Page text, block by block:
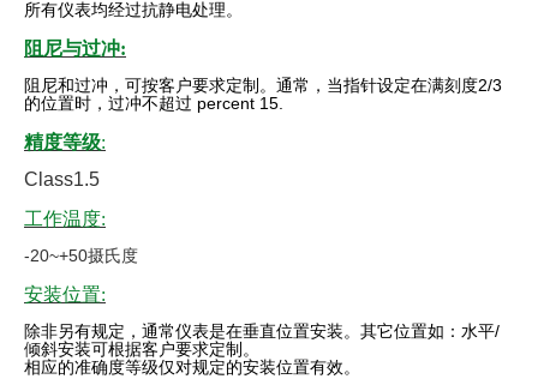
所有仪表均经过抗静电处理。
阻尼与过冲:
阻尼和过冲，可按客户要求定制。通常，当指针设定在满刻度2/3
的位置时，过冲不超过 percent 15.
精度等级:
Class1.5
工作温度:
-20~+50摄氏度
安装位置:
除非另有规定，通常仪表是在垂直位置安装。其它位置如：水平/
倾斜安装可根据客户要求定制。
相应的准确度等级仅对规定的安装位置有效。